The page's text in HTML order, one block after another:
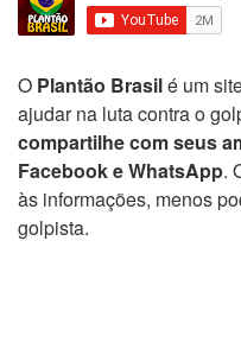
O Plantão Brasilé um
ajudar na luta contra o
compartilhe com seus
Facebook e WhatsApp.
às informações, menos
golpista.